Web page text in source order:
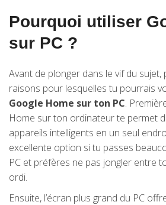
Pourquoi utiliser
sur PC ?
Avant de plonger dans le vif du
raisons pour lesquelles tu pourrais
Google Home sur ton PC.
Home sur ton ordinateur te permet
appareils intelligents en un seul
excellente option si tu passes
PC et préfères ne pas jongler entre
ordi.
Ensuite, l’écran plus grand du PC